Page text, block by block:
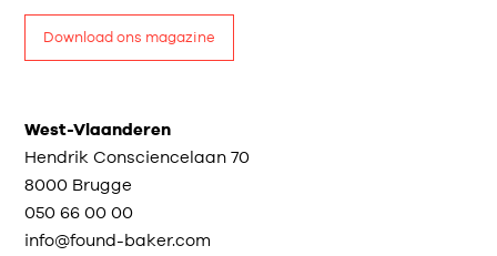
Download ons magazine
West-Vlaanderen
Hendrik Consciencelaan 70
8000 Brugge
050 66 00 00
info@found-baker.com